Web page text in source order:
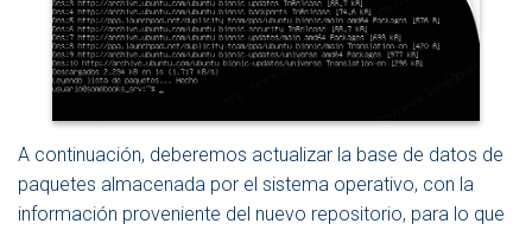
A continuación, deberemos actualizar la base de datos de
paquetes almacenada por el sistema operativo, con la
información proveniente del nuevo repositorio, para lo que